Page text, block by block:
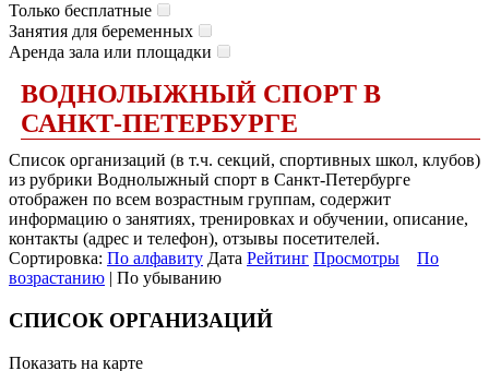
Только бесплатные
Занятия для беременных
Аренда зала или площадки
ВОДНОЛЫЖНЫЙ СПОРТ В
САНКТ-ПЕТЕРБУРГЕ
Список организаций (в т.ч. секций, спортивных школ, клубов)
из рубрики Воднолыжный спорт в Санкт-Петербурге
отображен по всем возрастным группам, содержит
информацию о занятиях, тренировках и обучении, описание,
контакты (адрес и телефон), отзывы посетителей.
Сортировка: По алфавиту Дата Рейтинг Просмотры
По
возрастанию | По убыванию
СПИСОК ОРГАНИЗАЦИЙ
Показать на карте